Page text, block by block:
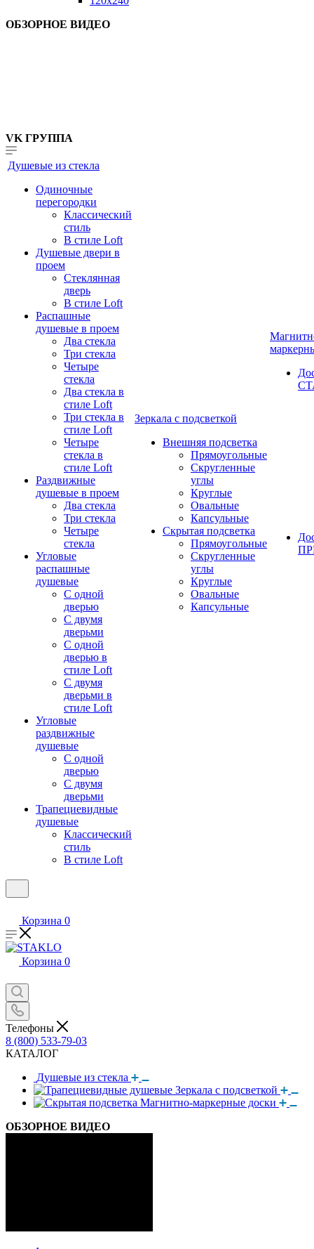
ОБЗОРНОЕ ВИДЕО
VK ГРУППА
Душевые из стекла
Одиночные
перегородки
Классический
стиль
В стиле Loft
Душевые двери в
проем
Стеклянная
дверь
В стиле Loft
Распашные
душевые в проем
Два стекла
Три стекла
Четыре
стекла
Два стекла в
стиле Loft
Три стекла в
стиле Loft
Четыре
стекла в
стиле Loft
Раздвижные
душевые в проем
Два стекла
Три стекла
Четыре
стекла
Угловые
распашные
душевые
С одной
дверью
С двумя
дверьми
С одной
дверью в
стиле Loft
С двумя
дверьми в
стиле Loft
Угловые
раздвижные
душевые
С одной
дверью
С двумя
дверьми
Трапециевидные
душевые
Классический
стиль
В стиле Loft
Зеркала с подсветкой
Внешняя подсветка
Прямоугольные
Скругленные
углы
Круглые
Овальные
Капсульные
Скрытая подсветка
Прямоугольные
Скругленные
углы
Круглые
Овальные
Капсульные
Корзина 0
Корзина 0
Телефоны
8 (800) 533-79-03
КАТАЛОГ
Душевые из стекла
Зеркала с подсветкой
Магнитно-маркерные доски
ОБЗОРНОЕ ВИДЕО